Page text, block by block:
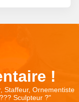
!
Staffeur, Ornementiste
Sculpteur ?"